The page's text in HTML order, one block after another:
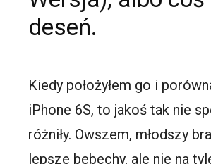
deseń.
Kiedy położyłem go i
iPhone 6S, to jakoś tak nie
różniły. Owszem, młodszy
lepsze bebechy, ale nie na